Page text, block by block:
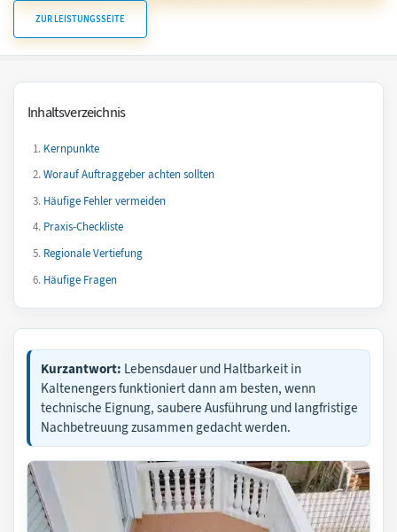
ZUR LEISTUNGSSEITE
Inhaltsverzeichnis
Kernpunkte
Worauf Auftraggeber achten sollten
Häufige Fehler vermeiden
Praxis-Checkliste
Regionale Vertiefung
Häufige Fragen
Kurzantwort: Lebensdauer und Haltbarkeit in
Kaltenengers funktioniert dann am besten, wenn
technische Eignung, saubere Ausführung und langfristige
Nachbetreuung zusammen gedacht werden.